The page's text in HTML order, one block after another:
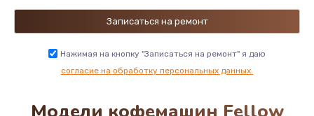
Замена сетевого шнура
1000 руб.
Заказать
Замена или ремонт модуля управления
Нажимая на кнопку "Записаться на ремонт" я даю
согласие на обработку персональных данных.